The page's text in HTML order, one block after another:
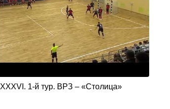
XXXVI. 1-й тур. ВРЗ – «Столица»